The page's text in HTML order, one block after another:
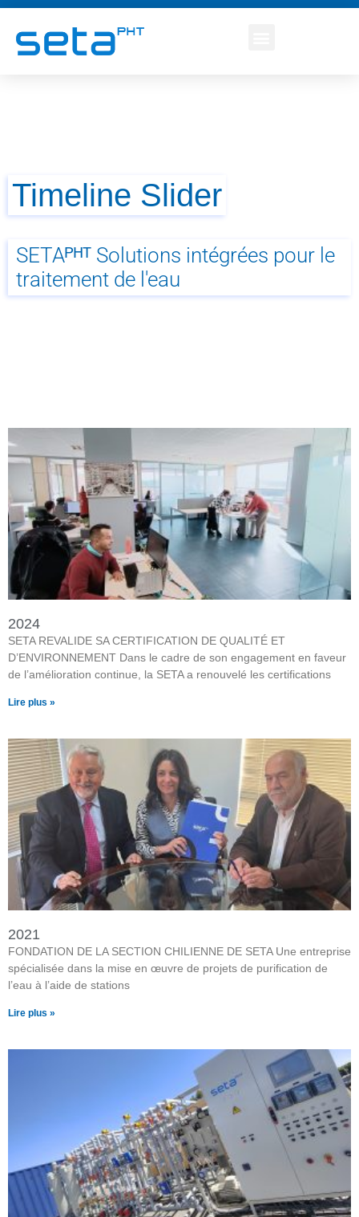
Timeline Slider
SETAᴾᴴᵀ Solutions intégrées pour le
traitement de l'eau
2024
SETA REVALIDE SA CERTIFICATION DE QUALITÉ ET
D’ENVIRONNEMENT Dans le cadre de son engagement en faveur
de l’amélioration continue, la SETA a renouvelé les certifications
Lire plus »
2021
FONDATION DE LA SECTION CHILIENNE DE SETA Une entreprise
spécialisée dans la mise en œuvre de projets de purification de
l’eau à l’aide de stations
Lire plus »